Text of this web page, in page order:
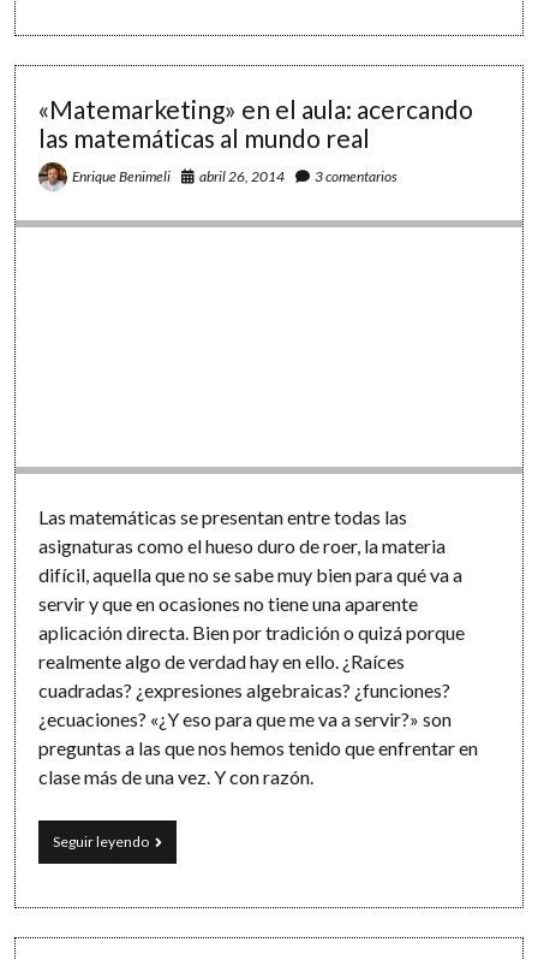
50
tu
candidatura
MIE
«Matemarketing» en el aula: acercando
las matemáticas al mundo real
Enrique Benimeli abril 26, 2014 3 comentarios
Las matemáticas se presentan entre todas las
asignaturas como el hueso duro de roer, la materia
difícil, aquella que no se sabe muy bien para qué va a
servir y que en ocasiones no tiene una aparente
aplicación directa. Bien por tradición o quizá porque
realmente algo de verdad hay en ello. ¿Raíces
cuadradas? ¿expresiones algebraicas? ¿funciones?
¿ecuaciones? «¿Y eso para que me va a servir?» son
preguntas a las que nos hemos tenido que enfrentar en
clase más de una vez. Y con razón.
Seguir leyendo«Matemarketing»
en
aula: